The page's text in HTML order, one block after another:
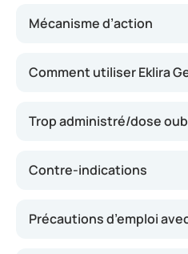
Mécanisme d’action
Comment utiliser Eklira
Trop administré/dose
Contre-indications
Précautions d’emploi